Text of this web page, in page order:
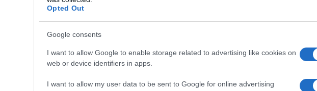
Opted Out
Google consents
I want to allow Google to enable storage related to advertising like cookies on
web or device identifiers in apps.
I want to allow my user data to be sent to Google for online advertising
στο κεφάλι
15/02/2017 - 16:36
καθηγητή του Παντείου